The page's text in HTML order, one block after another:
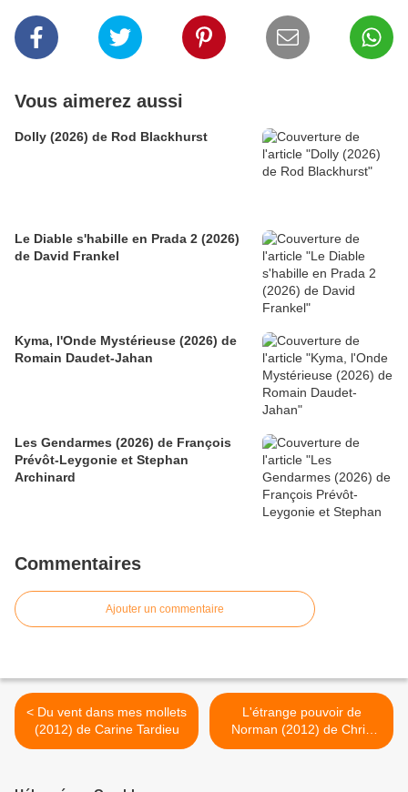
Vous aimerez aussi
Dolly (2026) de Rod Blackhurst
Le Diable s'habille en Prada 2 (2026)
de David Frankel
Kyma, l'Onde Mystérieuse (2026) de
Romain Daudet-Jahan
Les Gendarmes (2026) de François
Prévôt-Leygonie et Stephan
Archinard
Commentaires
Ajouter un commentaire
< Du vent dans mes mollets
(2012) de Carine Tardieu
L'étrange pouvoir de
Norman (2012) de Chris
Butler et Sam Fell >